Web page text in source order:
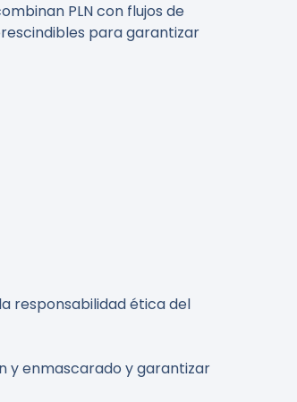
PLN con flujos de
para garantizar
responsabilidad ética del
y enmascarado y garantizar